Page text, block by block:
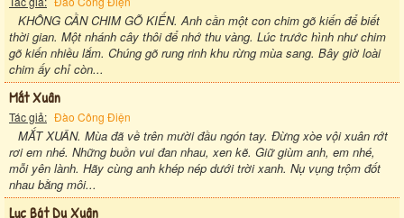
KHÔNG CẦN CHIM GÕ KIẾN. Anh cần một con chim gõ kiến để biết
thời gian. Một nhánh cây thôi để nhớ thu vàng. Lúc trước hình như chim
gõ kiến nhiều lắm. Chúng gõ rung rinh khu rừng mùa sang. Bây giờ loài
chim ấy chỉ còn...
Mắt Xuân
Tác giả: Đào Công Điện
MẮT XUÂN. Mùa đã về trên mười đầu ngón tay. Đừng xòe vội xuân rớt
rơi em nhé. Những buồn vui đan nhau, xen kẽ. Giữ giùm anh, em nhé,
mỗi yên lành. Hãy cùng anh khép nép dưới trời xanh. Nụ vụng trộm đốt
nhau bằng môi...
Lục Bát Du Xuân